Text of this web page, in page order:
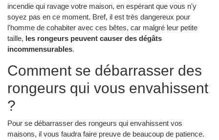
incendie qui ravage votre maison, en espérant que vous n'y
soyez pas en ce moment. Bref, il est très dangereux pour
l'homme de cohabiter avec ces bêtes, car malgré leur petite
taille, les rongeurs peuvent causer des dégâts
incommensurables.
Comment se débarrasser des
rongeurs qui vous envahissent
?
Pour se débarrasser des rongeurs qui envahissent vos
maisons, il vous faudra faire preuve de beaucoup de patience.